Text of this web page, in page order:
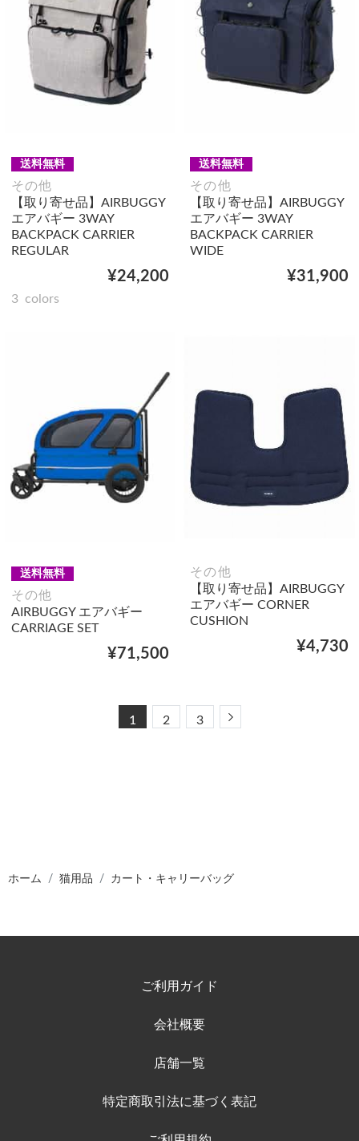
送料無料
その他
【取り寄せ品】AIRBUGGY
エアバギー 3WAY
BACKPACK CARRIER
REGULAR
¥24,200
3 colors
送料無料
その他
【取り寄せ品】AIRBUGGY
エアバギー 3WAY
BACKPACK CARRIER
WIDE
¥31,900
送料無料
その他
AIRBUGGY エアバギー
CARRIAGE SET
¥71,500
その他
【取り寄せ品】AIRBUGGY
エアバギー CORNER
CUSHION
¥4,730
1 2 3 Next
ホーム 猫用品 カート・キャリーバッグ
ご利用ガイド
会社概要
店舗一覧
特定商取引法に基づく表記